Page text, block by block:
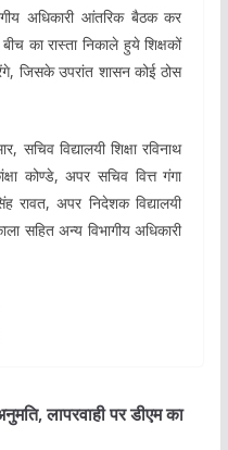
अधिकारी आंतरिक बैठक कर
का रास्ता निकाले हुये शिक्षकों
जिसके उपरांत शासन कोई ठोस
विद्यालयी शिक्षा रविनाथ
कोण्डे, अपर सचिव वित्त गंगा
रावत, अपर निदेशक विद्यालयी
सहित अन्य विभागीय अधिकारी
लापरवाही पर डीएम का